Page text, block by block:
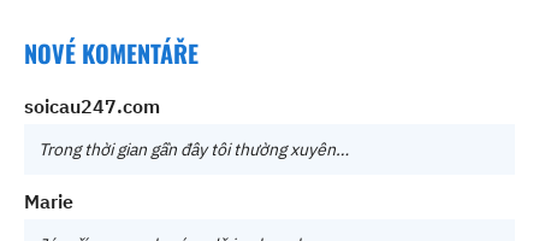
NOVÉ KOMENTÁŘE
soicau247.com
Trong thời gian gần đây tôi thường xuyên…
Marie